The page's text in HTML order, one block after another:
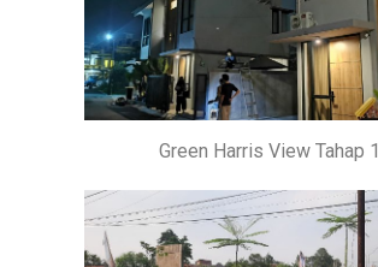
Green Harris View Tahap 1